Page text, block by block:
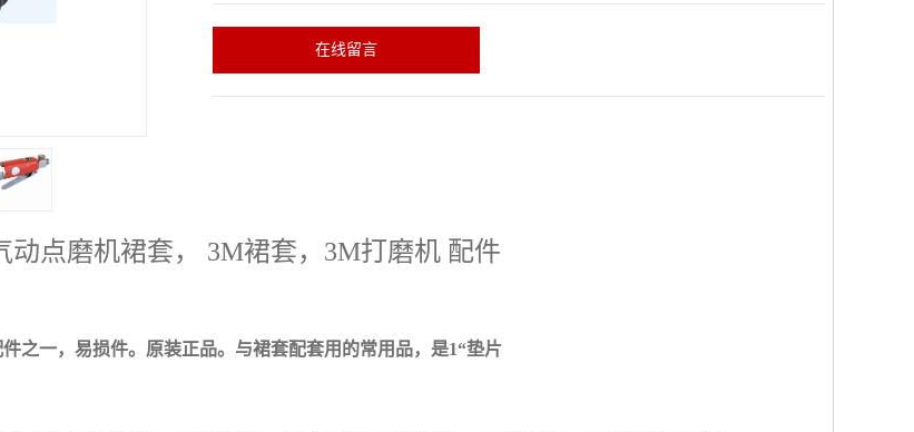
在线留言
动点磨机裙套， 3M裙套，3M打磨机 配件
之一，易损件。原装正品。 与裙套配套用的常用品，是1“垫片